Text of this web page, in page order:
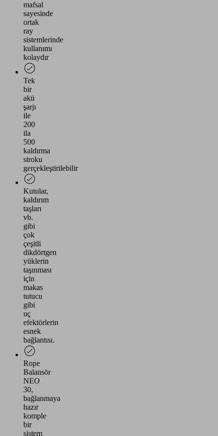
mafsal
sayesinde
ortak
ray
sistemlerinde
kullanımı
kolaydır
Tek
bir
akü
şarjı
ile
200
ila
500
kaldırma
stroku
gerçekleştirilebilir
Kutular,
kaldırım
taşları
vb.
gibi
çok
çeşitli
dikdörtgen
yüklerin
taşınması
için
makas
tutucu
gibi
uç
efektörlerin
esnek
bağlantısı.
Rope
Balansör
NEO
30,
bağlanmaya
hazır
komple
bir
sistem